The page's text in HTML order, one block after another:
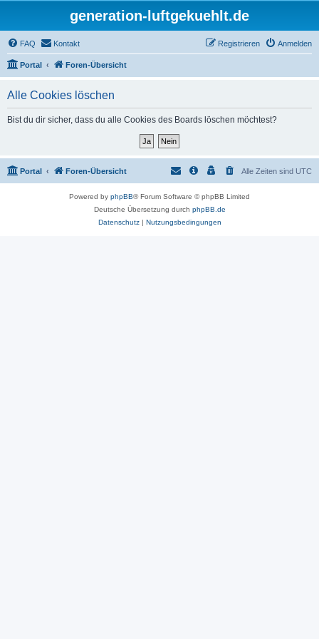
generation-luftgekuehlt.de
FAQ Kontakt Anmelden
Registrieren
Portal Foren-Übersicht
Alle Cookies löschen
Bist du dir sicher, dass du alle Cookies des Boards löschen möchtest?
Portal Foren-Übersicht Alle Zeiten sind UTC
Powered by phpBB® Forum Software © phpBB Limited
Deutsche Übersetzung durch phpBB.de
Datenschutz| Nutzungsbedingungen